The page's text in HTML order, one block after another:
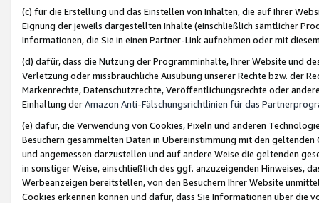
(c) für die Erstellung und das Einstellen von Inhalten, die auf Ihrer
Eignung der jeweils dargestellten Inhalte (einschließlich sämtlicher
Informationen, die Sie in einen Partner-Link aufnehmen oder mit
(d) dafür, dass die Nutzung der Programminhalte, Ihrer Website und
Verletzung oder missbräuchliche Ausübung unserer Rechte bzw. der
Markenrechte, Datenschutzrechte, Veröffentlichungsrechte oder
Einhaltung derAmazon Anti-Fälschungsrichtlinien für das
(e) dafür, die Verwendung von Cookies, Pixeln und anderen
Besuchern gesammelten Daten in Übereinstimmung mit den
und angemessen darzustellen und auf andere Weise die geltenden
in sonstiger Weise, einschließlich des ggf. anzuzeigenden Hinweises,
Werbeanzeigen bereitstellen, von den Besuchern Ihrer Website
Cookies erkennen können und dafür, dass Sie Informationen über die